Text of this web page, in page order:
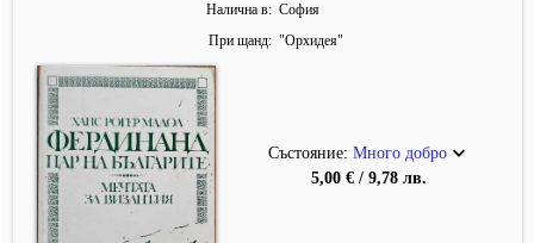
Налична в
София
При щанд
"Орхидея"
Състояние: Много добро
5,00 € / 9,78 лв.